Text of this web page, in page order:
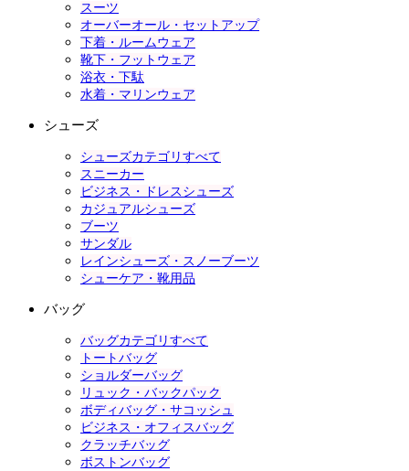
スーツ
オーバーオール・セットアップ
下着・ルームウェア
靴下・フットウェア
浴衣・下駄
水着・マリンウェア
シューズ
シューズカテゴリすべて
スニーカー
ビジネス・ドレスシューズ
カジュアルシューズ
ブーツ
サンダル
レインシューズ・スノーブーツ
シューケア・靴用品
バッグ
バッグカテゴリすべて
トートバッグ
ショルダーバッグ
リュック・バックパック
ボディバッグ・サコッシュ
ビジネス・オフィスバッグ
クラッチバッグ
ボストンバッグ